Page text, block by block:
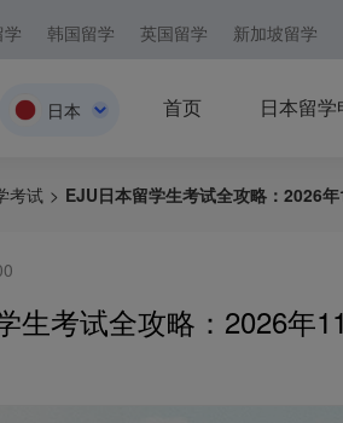
学 韩国留学 英国留学 新加坡留学
日本
新加坡
首页 日本留
考试 > EJU日本留学生考试全攻略：2026
生考试全攻略：2026年